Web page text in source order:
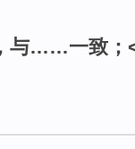
与……一致